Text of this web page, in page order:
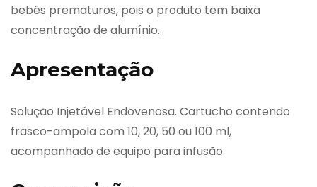
bebês prematuros, pois o produto tem baixa
concentração de alumínio.
Apresentação
Solução Injetável Endovenosa. Cartucho contendo
frasco-ampola com 10, 20, 50 ou 100 ml,
acompanhado de equipo para infusão.